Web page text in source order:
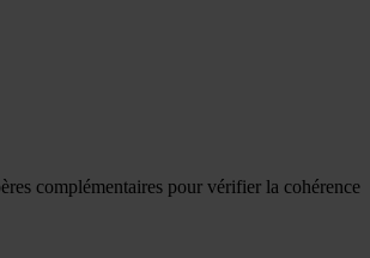
complémentaires pour vérifier la cohérence